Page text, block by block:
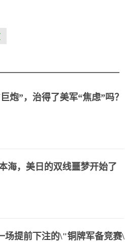
炮”，治得了美军“焦虑”吗？
海，美日的双线噩梦开始了
场提前下注的\"铜牌军备竞赛\"